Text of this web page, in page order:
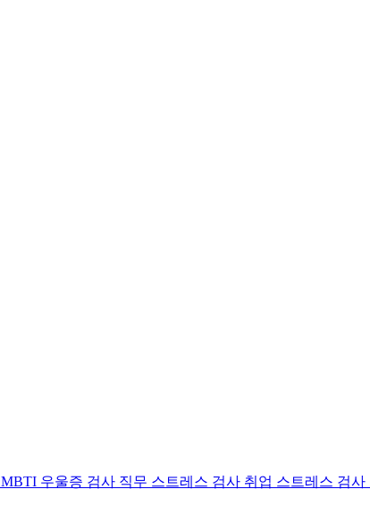
MBTI 우울증 검사 직무 스트레스 검사 취업 스트레스 검사